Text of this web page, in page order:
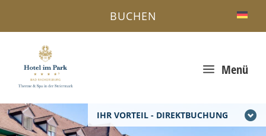
IHR VORTEIL - DIREKTBUCHUNG
a Menü
BUCHEN